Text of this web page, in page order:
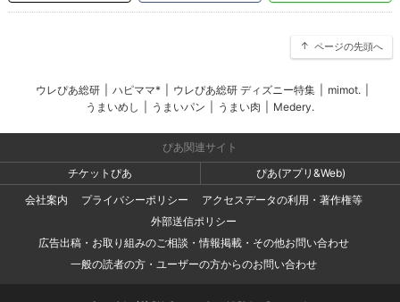
ページの先頭へ
ウレぴあ総研 ハピママ* ウレぴあ総研 ディズニー特集 mimot.
うまいめし
うまいパン うまい肉 Medery.
ぴあ関連サイト
チケットぴあ
ぴあ(アプリ&Web)
会社案内
プライバシーポリシー
アクセスデータの利用・著作権等
外部送信ポリシー
広告出稿・お取り組みのご相談・情報掲載・その他お問い合わせ
一般の読者の方・ユーザーの方からのお問い合わせ